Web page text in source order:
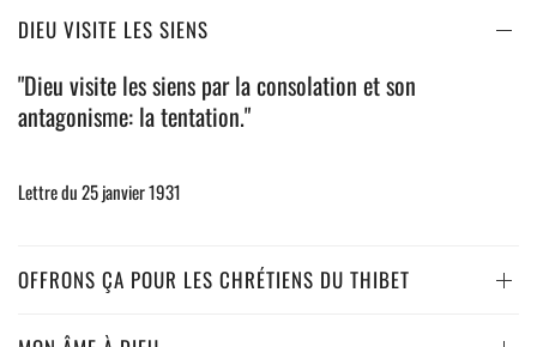
DIEU VISITE LES SIENS
"Dieu visite les siens par la consolation et son
antagonisme: la tentation."
Lettre du 25 janvier 1931
OFFRONS ÇA POUR LES CHRÉTIENS DU THIBET